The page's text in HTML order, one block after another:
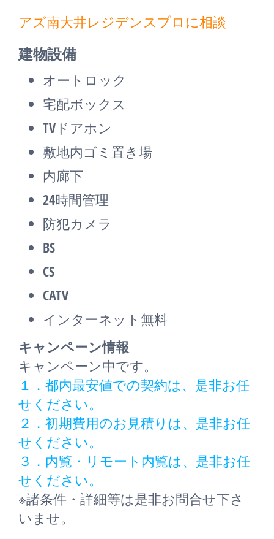
アズ南大井レジデンスプロに相談
建物設備
オートロック
宅配ボックス
TVドアホン
敷地内ゴミ置き場
内廊下
24時間管理
防犯カメラ
BS
CS
CATV
インターネット無料
キャンペーン情報
キャンペーン中です。
１．都内最安値での契約は、是非お任
せください。
２．初期費用のお見積りは、是非お任
せください。
３．内覧・リモート内覧は、是非お任
せください。
※諸条件・詳細等は是非お問合せ下さ
いませ。